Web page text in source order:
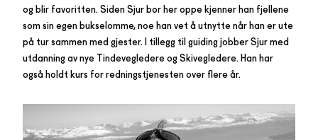
og blir favoritten. Siden Sjur bor her oppe kjenner han fjellene
som sin egen bukselomme, noe han vet å utnytte når han er ute
på tur sammen med gjester. I tillegg til guiding jobber Sjur med
utdanning av nye Tindevegledere og Skivegledere. Han har
også holdt kurs for redningstjenesten over flere år.